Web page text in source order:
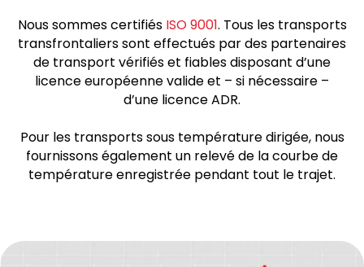
Nous sommes certifiés ISO 9001. Tous les transports
transfrontaliers sont effectués par des partenaires
de transport vérifiés et fiables disposant d’une
licence européenne valide et – si nécessaire –
d’une licence ADR.
Pour les transports sous température dirigée, nous
fournissons également un relevé de la courbe de
température enregistrée pendant tout le trajet.